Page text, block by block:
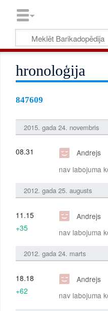
hronoloģija
847609
2015. gada 24. novembris
Andrejs
nav labojuma
08.31
2012. gada 25. augusts
Andrejs
nav labojuma
11.15
+35
2012. gada 24. marts
Andrejs
nav labojuma
18.18
+62